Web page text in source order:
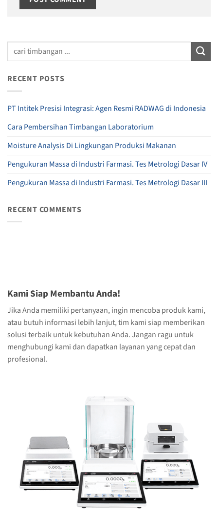
RECENT POSTS
PT Intitek Presisi Integrasi: Agen Resmi RADWAG di Indonesia
Cara Pembersihan Timbangan Laboratorium
Moisture Analysis Di Lingkungan Produksi Makanan
Pengukuran Massa di Industri Farmasi. Tes Metrologi Dasar IV
Pengukuran Massa di Industri Farmasi. Tes Metrologi Dasar III
RECENT COMMENTS
Kami Siap Membantu Anda!
Jika Anda memiliki pertanyaan, ingin mencoba produk kami,
atau butuh informasi lebih lanjut, tim kami siap memberikan
solusi terbaik untuk kebutuhan Anda. Jangan ragu untuk
menghubungi kami dan dapatkan layanan yang cepat dan
profesional.